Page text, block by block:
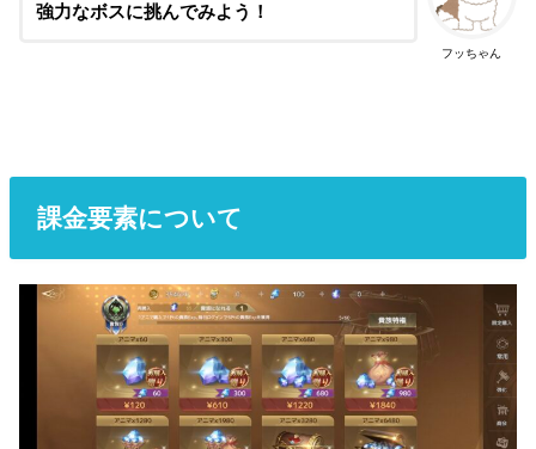
フッちゃん
強力なボスに挑んでみよう！
課金要素について